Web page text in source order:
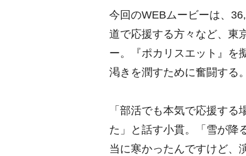
今回のWEBムービーは、
道で応援する方々など、東
ー。『ポカリスエット』を
渇きを潤すために奮闘する。
「部活でも本気で応援す
た」と話す小貫。「雪が降
当に寒かったんですけど、